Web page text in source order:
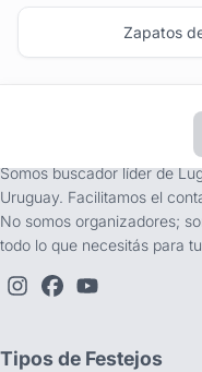
Zapatos
Somos buscador líder de
Uruguay. Facilitamos el
No somos organizadores;
todo lo que necesitás para
Tipos de Festejos